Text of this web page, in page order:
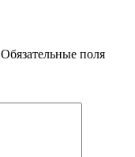
Обязательные поля